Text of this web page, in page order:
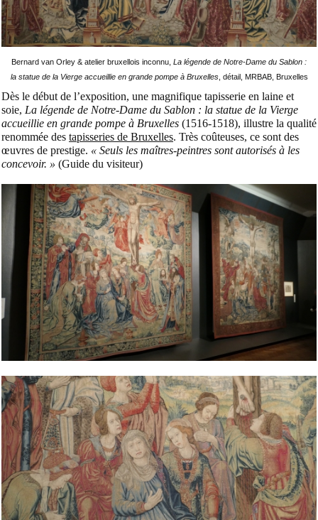
Bernard van Orley & atelier bruxellois inconnu, La légende de Notre-Dame du Sablon :
la statue de la Vierge accueillie en grande pompe à Bruxelles, détail, MRBAB, Bruxelles
Dès le début de l’exposition, une magnifique tapisserie en laine et
soie, La légende de Notre-Dame du Sablon : la statue de la Vierge
accueillie en grande pompe à Bruxelles (1516-1518), illustre la qualité
renommée des tapisseries de Bruxelles. Très coûteuses, ce sont des
œuvres de prestige. « Seuls les maîtres-peintres sont autorisés à les
concevoir. » (Guide du visiteur)